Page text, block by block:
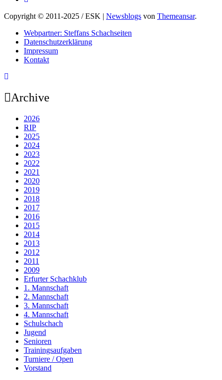
Copyright © 2011-2025 / ESK Newsblogs von Themeansar.
Webpartner: Steffans Schachseiten
Datenschutzerklärung
Impressum
Kontakt
Archive
2026
RIP
2025
2024
2023
2022
2021
2020
2019
2018
2017
2016
2015
2014
2013
2012
2011
2009
Erfurter Schachklub
1. Mannschaft
2. Mannschaft
3. Mannschaft
4. Mannschaft
Schulschach
Jugend
Senioren
Trainingsaufgaben
Turniere / Open
Vorstand